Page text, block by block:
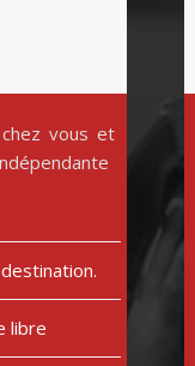
vous et
libre